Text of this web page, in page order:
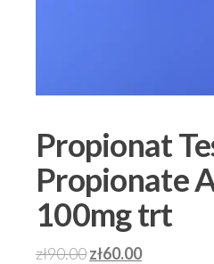
Propionat
Propionate
100mg trt
zł90.00Pierwotna
zł60.00Aktualna